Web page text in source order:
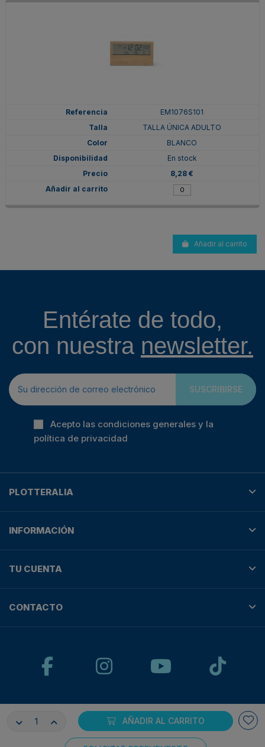
AÑADIR AL CARRITO
EM1076S101
TALLA ÚNICA ADULTO
BLANCO
En stock
8,28 €
Añadir al carrito
Entérate de todo,
con nuestra newsletter.
SUSCRIBIRSE
Acepto las condiciones generales y la
política de privacidad
PLOTTERALIA
INFORMACIÓN
TU CUENTA
CONTACTO
© Plotteralia
Pagos 100% seguros con: